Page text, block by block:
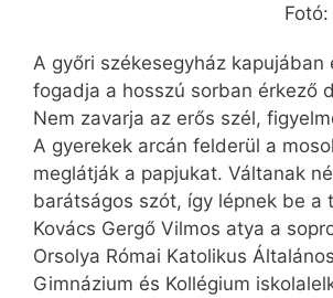
A győri székesegyház kapujában
fogadja a hosszú sorban érkező
Nem zavarja az erős szél,
A gyerekek arcán felderül a
meglátják a papjukat. Váltanak
barátságos szót, így lépnek be a
Kovács Gergő Vilmos atya a
Orsolya Római Katolikus
Gimnázium és Kollégium